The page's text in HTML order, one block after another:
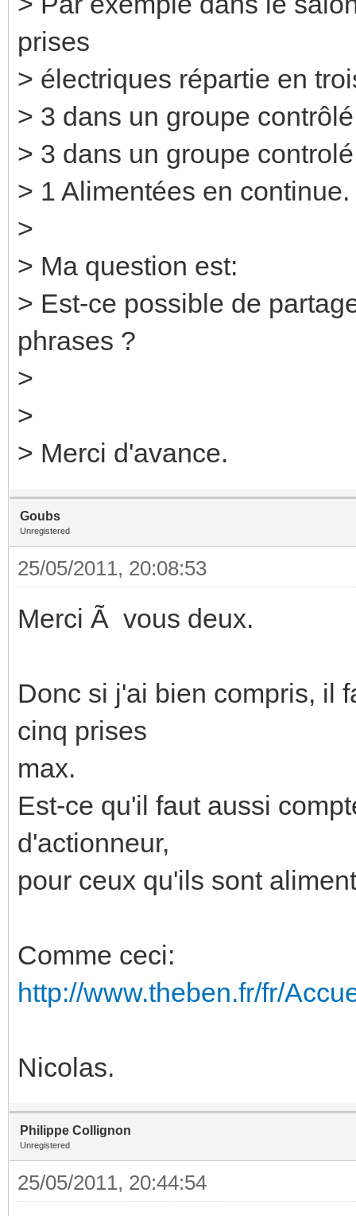
prises
> électriques répartie en
> 3 dans un groupe
> 3 dans un groupe
> 1 Alimentées en continue.
>
> Ma question est:
> Est-ce possible de
phrases ?
>
>
> Merci d'avance.
Goubs
Unregistered
25/05/2011, 20:08:53
Merci Ã vous deux.
Donc si j'ai bien compris, il
cinq prises
max.
Est-ce qu'il faut aussi
d'actionneur,
pour ceux qu'ils sont
Comme ceci:
http://www.theben.fr/fr/
Nicolas.
Philippe Collignon
Unregistered
25/05/2011, 20:44:54